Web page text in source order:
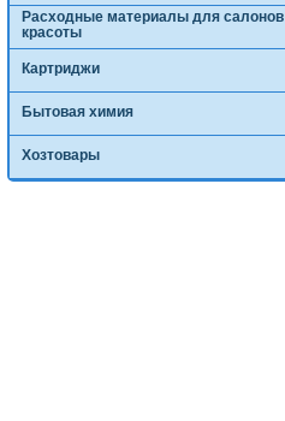
Расходные материалы для салонов
красоты
Картриджи
Бытовая химия
Хозтовары